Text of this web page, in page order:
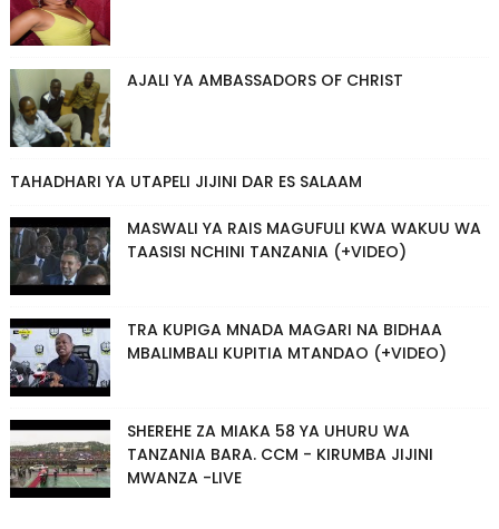
AJALI YA AMBASSADORS OF CHRIST
TAHADHARI YA UTAPELI JIJINI DAR ES SALAAM
MASWALI YA RAIS MAGUFULI KWA WAKUU WA
TAASISI NCHINI TANZANIA (+VIDEO)
TRA KUPIGA MNADA MAGARI NA BIDHAA
MBALIMBALI KUPITIA MTANDAO (+VIDEO)
SHEREHE ZA MIAKA 58 YA UHURU WA
TANZANIA BARA. CCM - KIRUMBA JIJINI
MWANZA -LIVE